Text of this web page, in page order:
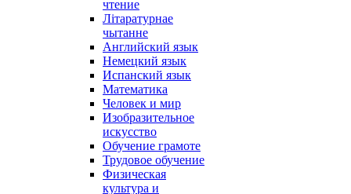
чтение
Літаратурнае
чытанне
Английский язык
Немецкий язык
Испанский язык
Математика
Человек и мир
Изобразительное
искусство
Обучение грамоте
Трудовое обучение
Физическая
культура и